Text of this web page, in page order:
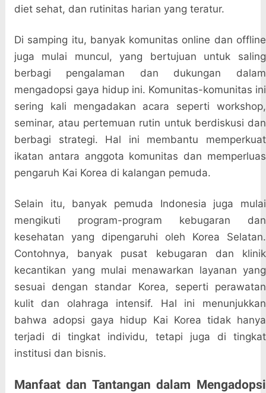
diet sehat, dan rutinitas harian yang teratur.
Di samping itu, banyak komunitas online dan offline
juga mulai muncul, yang bertujuan untuk saling
berbagi pengalaman dan dukungan dalam
mengadopsi gaya hidup ini. Komunitas-komunitas ini
sering kali mengadakan acara seperti workshop,
seminar, atau pertemuan rutin untuk berdiskusi dan
berbagi strategi. Hal ini membantu memperkuat
ikatan antara anggota komunitas dan memperluas
pengaruh Kai Korea di kalangan pemuda.
Selain itu, banyak pemuda Indonesia juga mulai
mengikuti program-program kebugaran dan
kesehatan yang dipengaruhi oleh Korea Selatan.
Contohnya, banyak pusat kebugaran dan klinik
kecantikan yang mulai menawarkan layanan yang
sesuai dengan standar Korea, seperti perawatan
kulit dan olahraga intensif. Hal ini menunjukkan
bahwa adopsi gaya hidup Kai Korea tidak hanya
terjadi di tingkat individu, tetapi juga di tingkat
institusi dan bisnis.
Manfaat dan Tantangan dalam Mengadopsi